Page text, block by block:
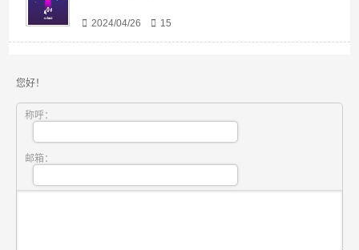
2024/04/26 15
您好！
称呼：
邮箱：